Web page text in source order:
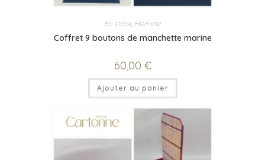
En stock, Homme
Coffret 9 boutons de manchette marine
60,00 €
Ajouter au panier